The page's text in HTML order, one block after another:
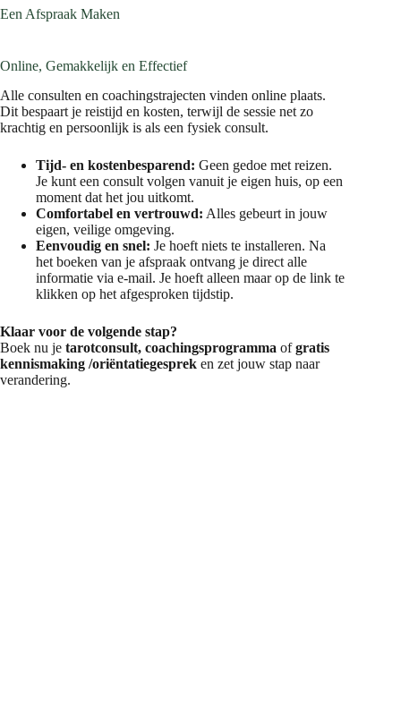
Een Afspraak Maken
Online, Gemakkelijk en Effectief
Alle consulten en coachingstrajecten vinden online plaats.
Dit bespaart je reistijd en kosten, terwijl de sessie net zo
krachtig en persoonlijk is als een fysiek consult.
Tijd- en kostenbesparend: Geen gedoe met reizen.
Je kunt een consult volgen vanuit je eigen huis, op een
moment dat het jou uitkomt.
Comfortabel en vertrouwd: Alles gebeurt in jouw
eigen, veilige omgeving.
Eenvoudig en snel: Je hoeft niets te installeren. Na
het boeken van je afspraak ontvang je direct alle
informatie via e-mail. Je hoeft alleen maar op de link te
klikken op het afgesproken tijdstip.
Klaar voor de volgende stap?
Boek nu je tarotconsult, coachingsprogramma ofgratis
kennismaking /oriëntatiegesprek en zet jouw stap naar
verandering.